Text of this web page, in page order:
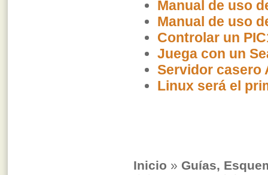
Manual de uso
Manual de uso
Controlar un
Juega con un
Servidor casero
Linux será el
Inicio » Guías,